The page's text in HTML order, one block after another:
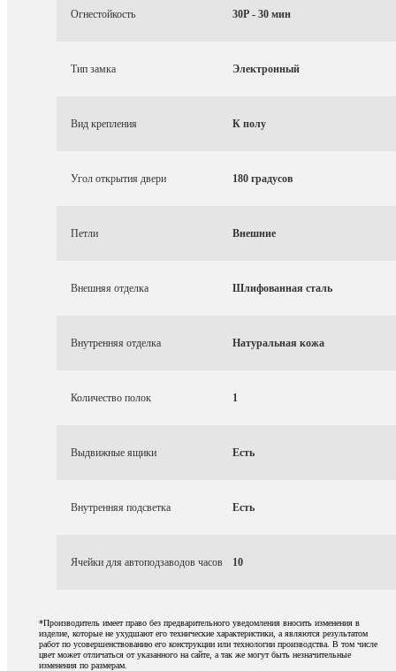
Огнестойкость 30P - 30 мин
Тип замка Электронный
Вид крепления К полу
Угол открытия двери 180 градусов
Петли Внешние
Внешняя отделка Шлифованная сталь
Внутренняя отделка Натуральная кожа
Количество полок 1
Выдвижные ящики Есть
Внутренняя подсветка Есть
Ячейки для автоподзаводов часов 10
*Производитель имеет право без предварительного уведомления вносить изменения в
изделие, которые не ухудшают его технические характеристики, а являются результатом
работ по усовершенствованию его конструкции или технологии производства. В том числе
цвет может отличаться от указанного на сайте, а так же могут быть незначительные
изменения по размерам.